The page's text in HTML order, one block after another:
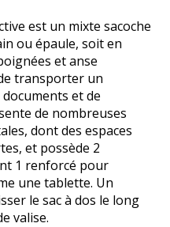
est un mixte sacoche
ou épaule, soit en
et anse
transporter un
et de
de nombreuses
dont des espaces
et possède 2
1 renforcé pour
une tablette. Un
le sac à dos le long
valise.